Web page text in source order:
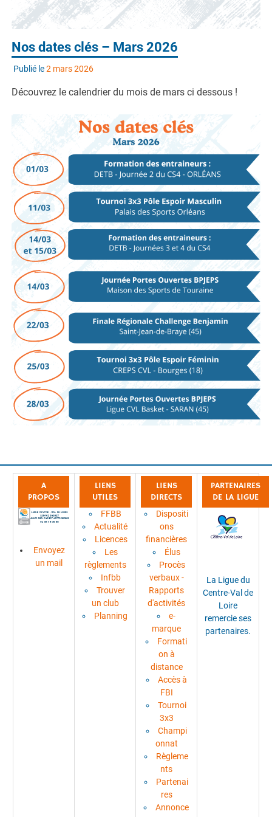
Nos dates clés – Mars 2026
Publié le2 mars 2026
Découvrez le calendrier du mois de mars ci dessous !
A
PROPOS
Envoyez
un mail
LIENS
UTILES
FFBB
Actualité
Licences
Les
règlements
Infbb
Trouver
un club
Planning
LIENS
DIRECTS
Dispositi
ons
financières
Élus
Procès
verbaux -
Rapports
d'activités
e-
marque
Formati
on à
distance
Accès à
FBI
Tournoi
3x3
Champi
onnat
Règleme
nts
Partenai
res
Annonce
PARTENAIRES
DE LA LIGUE
La Ligue du
Centre-Val de
Loire
remercie ses
partenaires.